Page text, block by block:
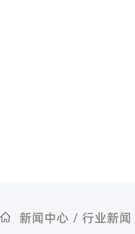
新闻中心 / 行业新闻